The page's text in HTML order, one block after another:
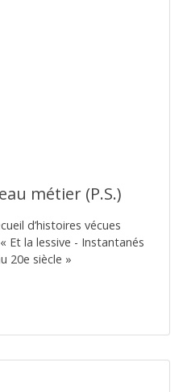
métier (P.S.)
d’histoires vécues
Et la lessive - Instantanés
20e siècle »